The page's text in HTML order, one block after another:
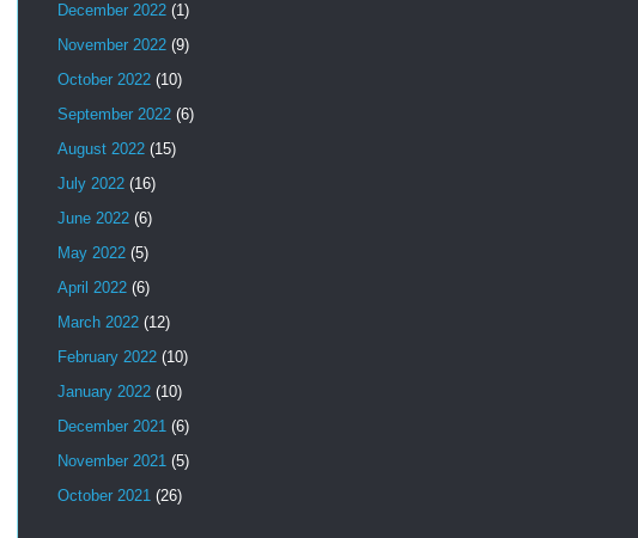
December 2022 (1)
November 2022 (9)
October 2022 (10)
September 2022 (6)
August 2022 (15)
July 2022 (16)
June 2022 (6)
May 2022 (5)
April 2022 (6)
March 2022 (12)
February 2022 (10)
January 2022 (10)
December 2021 (6)
November 2021 (5)
October 2021 (26)